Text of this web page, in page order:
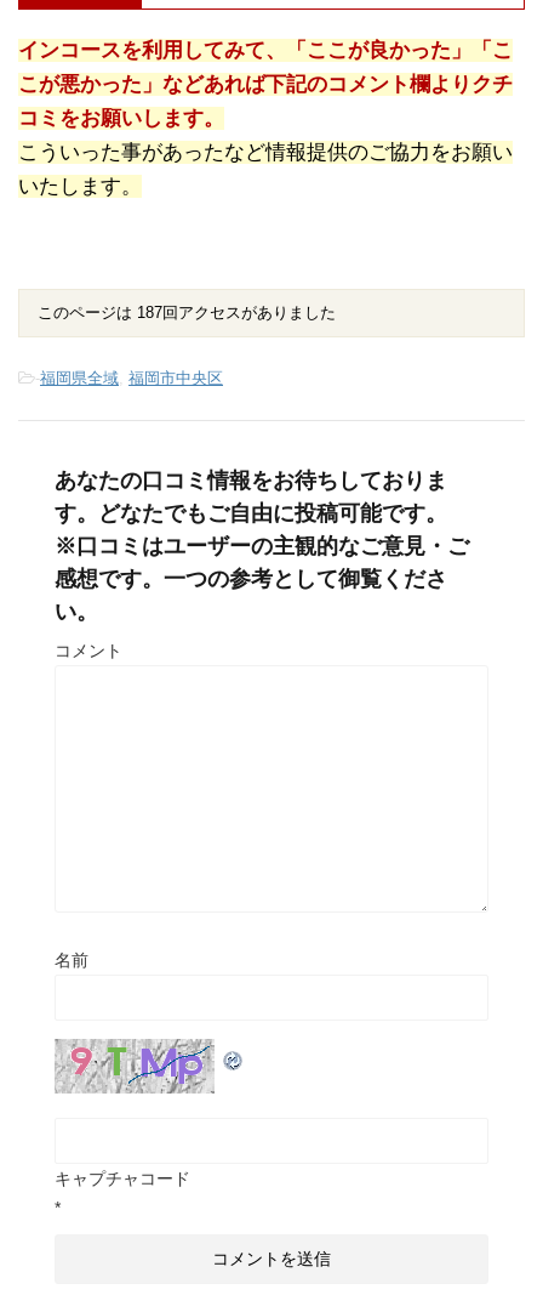
インコースを利用してみて、「ここが良かった」「こ
こが悪かった」などあれば下記のコメント欄よりクチ
コミをお願いします。
こういった事があったなど情報提供のご協力をお願い
いたします。
このページは 187回アクセスがありました
-福岡県全域, 福岡市中央区
あなたの口コミ情報をお待ちしておりま
す。どなたでもご自由に投稿可能です。
※口コミはユーザーの主観的なご意見・ご
感想です。一つの参考として御覧くださ
い。
コメント
名前
キャプチャコード
*